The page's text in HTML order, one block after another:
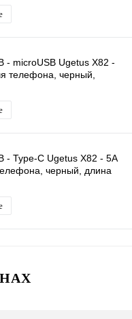
- microUSB Ugetus X82 -
телефона, черный,
- Type-C Ugetus X82 - 5A
черный, длина